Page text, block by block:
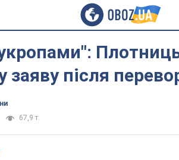
заяву після
67,9 т.